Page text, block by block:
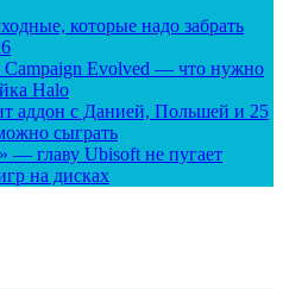
которые надо забрать
Evolved — что нужно
Halo
аддон с Данией, Польшей и 25
сыграть
главу Ubisoft не пугает
на дисках